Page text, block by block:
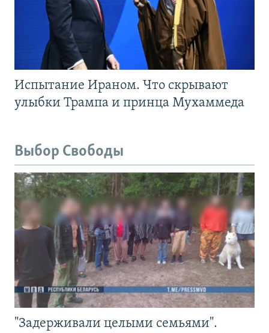
Испытание Ираном. Что скрывают
улыбки Трампа и принца Мухаммеда
Выбор Свободы
"Задерживали целыми семьями".